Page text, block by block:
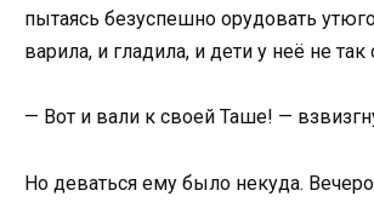
пытаясь безуспешно орудовать
варила, и гладила, и дети у неё не так
— Вот и вали к своей Таше! —
Но деваться ему было некуда.